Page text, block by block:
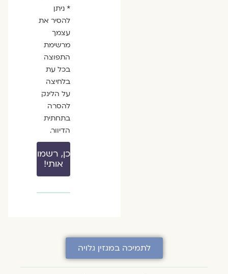
* ניתן
להסיר את
עצמך
מרשימת
התפוצה
בכל עת
בלחיצה
על הלינק
להסרה
בתחתית
הדיוור.
כן, רשמו
אותי!
לתמיכה במגזין גלויה